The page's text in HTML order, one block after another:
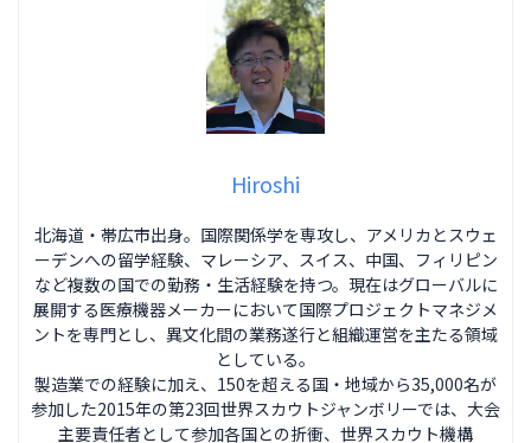
Hiroshi
北海道・帯広市出身。国際関係学を専攻し、アメリカとスウェ
ーデンへの留学経験、マレーシア、スイス、中国、フィリピン
など複数の国での勤務・生活経験を持つ。現在はグローバルに
展開する医療機器メーカーにおいて国際プロジェクトマネジメ
ントを専門とし、異文化間の業務遂行と組織運営を主たる領域
としている。
製造業での経験に加え、150を超える国・地域から35,000名が
参加した2015年の第23回世界スカウトジャンボリーでは、大会
主要責任者として参加各国との折衝、世界スカウト機構